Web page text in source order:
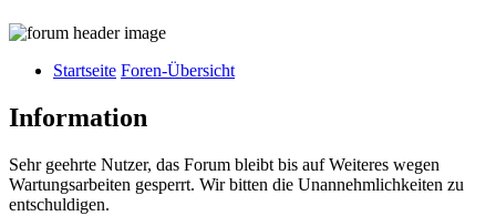
Startseite Foren-Übersicht
Information
Sehr geehrte Nutzer, das Forum bleibt bis auf Weiteres wegen
Wartungsarbeiten gesperrt. Wir bitten die Unannehmlichkeiten zu
entschuldigen.